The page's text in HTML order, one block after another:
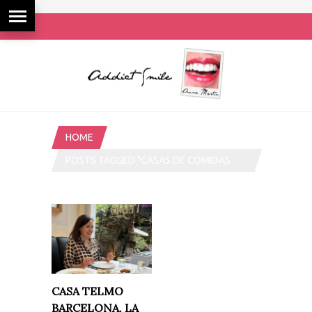
HOME
CASA TELMO
BARCELONA, LA